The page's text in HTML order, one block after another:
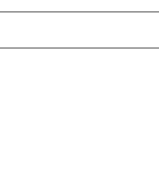
、『蝉しぐれ』の冒頭、主人
て、はじめて訪れたそこは、
ぼが豊かにひろがっており、
ました。
度目かの早朝のことでし
、この世の終りとも思えるよ